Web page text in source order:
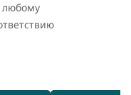
любому